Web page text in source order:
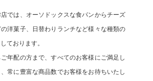
では、オーソドックスな食パンからチーズ
洋菓子、日替わりランチなど様々な種類の
ております。
年配の方まで、すべてのお客様にご満足し
常に豊富な商品数でお客様をお待ちいたし